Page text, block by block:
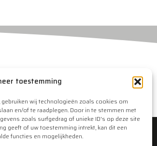
toestemming
gebruiken wij technologieën zoals cookies om
en/of te raadplegen. Door in te stemmen met
zoals surfgedrag of unieke ID's op deze site
geeft of uw toestemming intrekt, kan dit een
functies en mogelijkheden.